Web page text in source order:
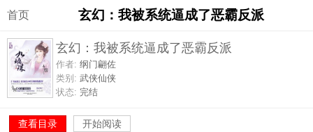
首页 玄幻：我被系统逼成了恶霸反派
玄幻：我被系统逼成了恶霸反派
作者: 纲门翩佐
类别: 武侠仙侠
状态: 完结
查看目录 开始阅读